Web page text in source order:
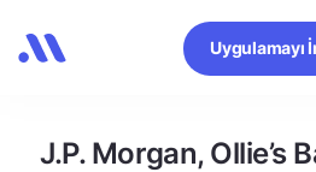
Uygulamayı
J.P. Morgan, Ollie’s